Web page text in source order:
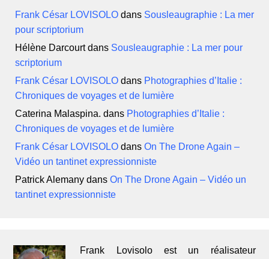
Frank César LOVISOLO dans Sousleaugraphie : La mer
pour scriptorium
Hélène Darcourtdans Sousleaugraphie : La mer pour
scriptorium
Frank César LOVISOLO dans Photographies d’Italie :
Chroniques de voyages et de lumière
Caterina Malaspina. dans Photographies d’Italie :
Chroniques de voyages et de lumière
Frank César LOVISOLO dansOn The Drone Again –
Vidéo un tantinet expressionniste
Patrick Alemany dansOn The Drone Again – Vidéo un
tantinet expressionniste
Frank Lovisolo est un réalisateur